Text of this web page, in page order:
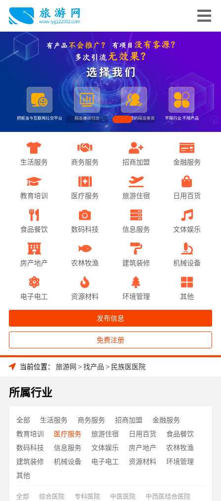
生活服务 商务服务 招商加盟 金融服务
教育培训 医疗服务 旅游住宿 日用百货
食品餐饮 数码科技 信息服务 文体娱乐
房产地产 农林牧渔 建筑装修 机械设备
电子电工 资源材料 环境管理 其他
发布信息
免费注册
当前位置： 旅游网 >找产品 > 民族医医院
所属行业
全部 生活服务 商务服务 招商加盟
金融服务
教育培训
医疗服务 旅游住宿 日用百货
食品餐饮
数码科技
信息服务 文体娱乐 房产地产
农林牧渔
建筑装修
机械设备 电子电工 资源材料
环境管理
其他
全部 综合医院 专科医院 中医医院
中西医结合医院